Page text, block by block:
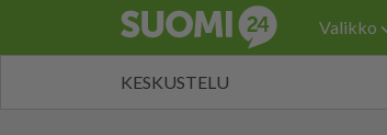
Valikko
KESKUSTELU